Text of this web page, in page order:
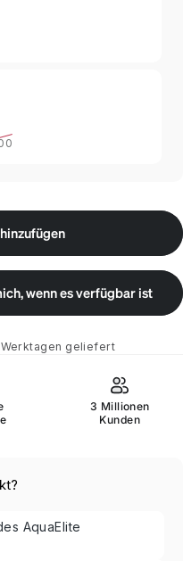
wenn es verfügbar ist
Werktagen geliefert
3 Millionen
Kunden
AquaElite